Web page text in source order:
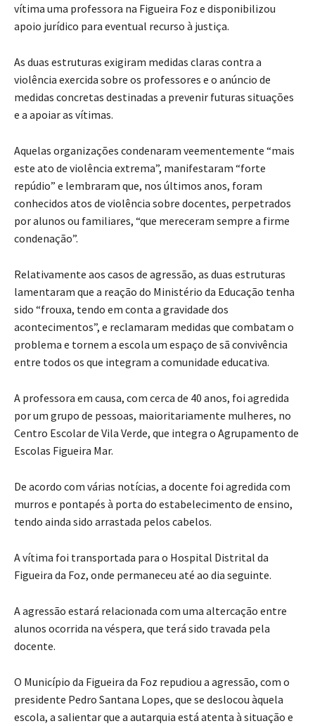
vítima uma professora na Figueira Foz e disponibilizou
apoio jurídico para eventual recurso à justiça.
As duas estruturas exigiram medidas claras contra a
violência exercida sobre os professores e o anúncio de
medidas concretas destinadas a prevenir futuras situações
e a apoiar as vítimas.
Aquelas organizações condenaram veementemente “mais
este ato de violência extrema”, manifestaram “forte
repúdio” e lembraram que, nos últimos anos, foram
conhecidos atos de violência sobre docentes, perpetrados
por alunos ou familiares, “que mereceram sempre a firme
condenação”.
Relativamente aos casos de agressão, as duas estruturas
lamentaram que a reação do Ministério da Educação tenha
sido “frouxa, tendo em conta a gravidade dos
acontecimentos”, e reclamaram medidas que combatam o
problema e tornem a escola um espaço de sã convivência
entre todos os que integram a comunidade educativa.
A professora em causa, com cerca de 40 anos, foi agredida
por um grupo de pessoas, maioritariamente mulheres, no
Centro Escolar de Vila Verde, que integra o Agrupamento de
Escolas Figueira Mar.
De acordo com várias notícias, a docente foi agredida com
murros e pontapés à porta do estabelecimento de ensino,
tendo ainda sido arrastada pelos cabelos.
A vítima foi transportada para o Hospital Distrital da
Figueira da Foz, onde permaneceu até ao dia seguinte.
A agressão estará relacionada com uma altercação entre
alunos ocorrida na véspera, que terá sido travada pela
docente.
O Município da Figueira da Foz repudiou a agressão, com o
presidente Pedro Santana Lopes, que se deslocou àquela
escola, a salientar que a autarquia está atenta à situação e